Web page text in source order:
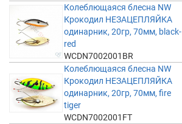
Колеблющаяся блесна NW
Крокодил НЕЗАЦЕПЛЯЙКА
одинарник, 20гр, 70мм, black-
red
WCDN7002001BR
Колеблющаяся блесна NW
Крокодил НЕЗАЦЕПЛЯЙКА
одинарник, 20гр, 70мм, fire
tiger
WCDN7002001FT